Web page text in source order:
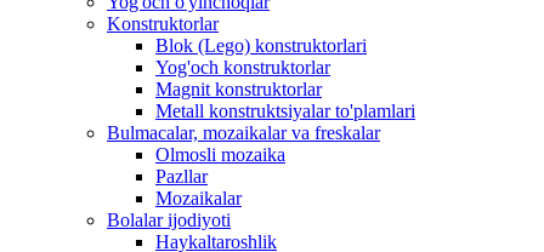
Konstruktorlar
Blok (Lego) konstruktorlari
Yog'och konstruktorlar
Magnit konstruktorlar
Metall konstruktsiyalar to'plamlari
Bulmacalar, mozaikalar va freskalar
Olmosli mozaika
Pazllar
Mozaikalar
Bolalar ijodiyoti
Haykaltaroshlik